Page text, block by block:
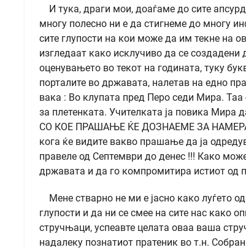
И тука, драги мои, доаѓаме до сите
многу полесно ни е да стигнеме до многу
сите глупости на кои може да им текне на
изгледаат како исклучиво да се
оценувањето во текот на годината, туку
порталите во државата, налетав на едно
вака : Во клупата пред Перо седи Мира.
за плетенката. Учителката ја повика
СО КОЕ ПРАШАЊЕ ЌЕ ДОЗНАЕМЕ ЗА
кога ќе видите вакво прашање да ја
правеле од Септември до денес !!! Како
државата и да го компромитира истиот од
Мене стварно не ми е јасно како луѓето
глупости и да ни се смее на сите нас како
стручњаци, успеавте целата оваа ваша
надалеку познатиот пратеник во т.н.